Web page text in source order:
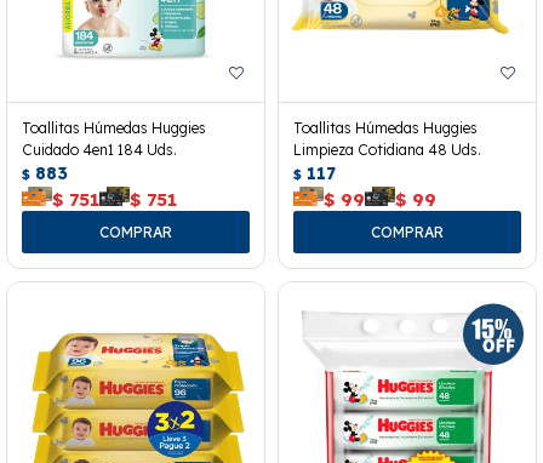
Toallitas Húmedas Huggies
Cuidado 4en1 184 Uds.
$ 883
$ 751 $ 751
Toallitas Húmedas Huggies
Limpieza Cotidiana 48 Uds.
$ 117
$ 99 $ 99